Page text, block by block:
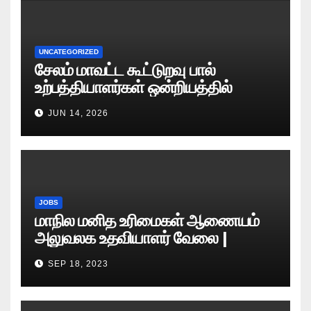
UNCATEGORIZED
சேலம் மாவட்ட கூட்டுறவு பால்
உற்பத்தியாளர்கள் ஒன்றியத்தில்
வேலைவாய்ப்பு அறிவிப்பு 2026
JUN 14, 2026
JOBS
மாநில மனித உரிமைகள் ஆணையம்
அலுவலக உதவியாளர் வேலை |
எழுத்துத் தேர்வு தேதி அறிவிப்பு..?
SEP 18, 2023